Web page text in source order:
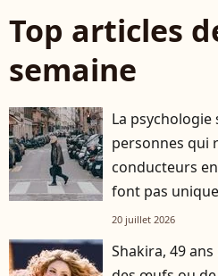
Top articles
semaine
La psychologie
personnes qui
conducteurs
font pas
20 juillet 2026
Shakira, 49